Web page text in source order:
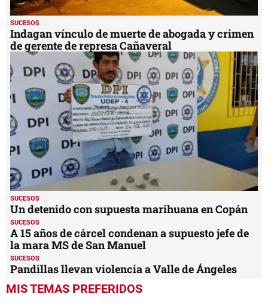
SUCESOS
Indagan vínculo de muerte de abogada y crimen
de gerente de represa Cañaveral
SUCESOS
Un detenido con supuesta marihuana en Copán
SUCESOS
A 15 años de cárcel condenan a supuesto jefe de
la mara MS de San Manuel
SUCESOS
Pandillas llevan violencia a Valle de Ángeles
MIS TEMAS PREFERIDOS